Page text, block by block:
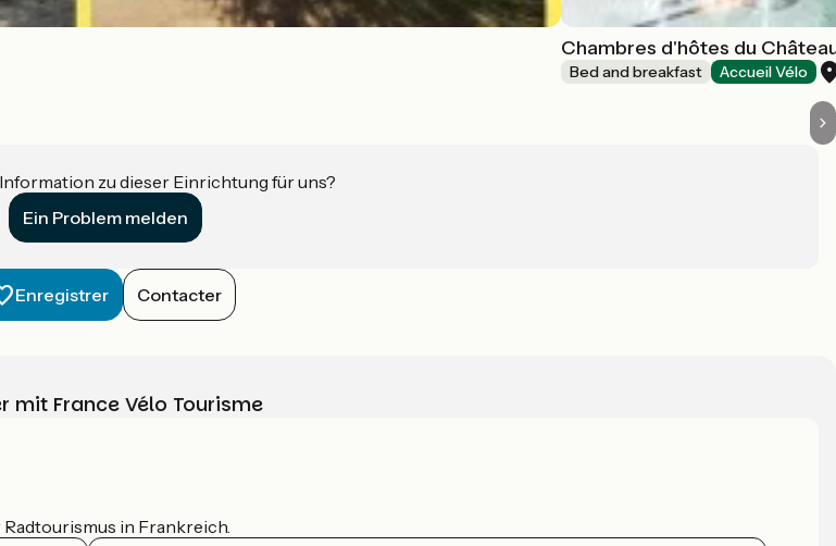
Chambres d'hôtes du
Bed and breakfast Accueil Vélo
zu dieser Einrichtung für uns?
Ein Problem melden
Enregistrer Contacter
mit France Vélo Tourisme
in Frankreich.